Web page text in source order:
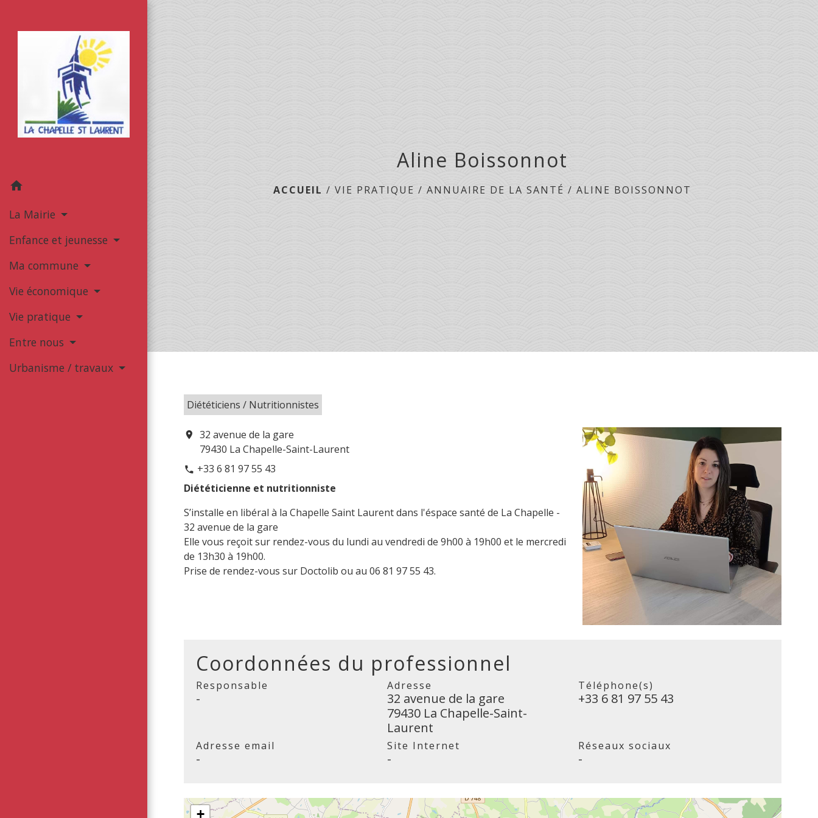
home
La Mairie
Enfance et jeunesse
Ma commune
Vie économique
Vie pratique
Entre nous
Urbanisme / travaux
Aline Boissonnot
ACCUEIL /VIE PRATIQUE /ANNUAIRE DE LA SANTÉ /ALINE BOISSONNOT
Diététiciens / Nutritionnistes
location_on
32 avenue de la gare
79430 La Chapelle-Saint-Laurent
phone +33 6 81 97 55 43
Diététicienne et nutritionniste
S’installe en libéral à la Chapelle Saint Laurent dans l'éspace santé de La Chapelle -
32 avenue de la gare
Elle vous reçoit sur rendez-vous du lundi au vendredi de 9h00 à 19h00 et le mercredi
de 13h30 à 19h00.
Prise de rendez-vous sur Doctolib ou au 06 81 97 55 43.
Coordonnées du professionnel
Responsable
-
Adresse
32 avenue de la gare
79430 La Chapelle-Saint-
Laurent
Téléphone(s)
+33 6 81 97 55 43
Adresse email
-
Site Internet
-
Réseaux sociaux
-
+